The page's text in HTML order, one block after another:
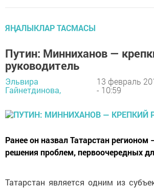
ЯҢАЛЫКЛАР ТАСМАСЫ
Путин: Минниханов —
руководитель
Эльвира
Гайнетдинова,
13 февраль
- 10:59
Ранее он назвал Татарстан
решения проблем, первоочередных
Татарстан является одним из